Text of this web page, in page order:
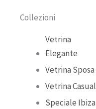
o
a
m
e
Collezioni
Vetrina
Elegante
Vetrina Sposa
Vetrina Casual
Speciale Ibiza